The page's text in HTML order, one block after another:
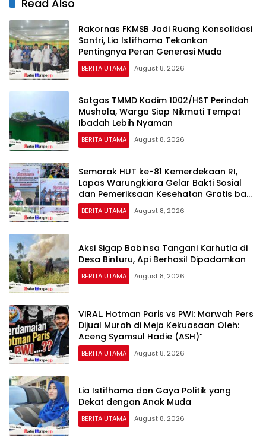
Read Also
Rakornas FKMSB Jadi Ruang Konsolidasi
Santri, Lia Istifhama Tekankan
Pentingnya Peran Generasi Muda
BERITA UTAMA August 8, 2026
Satgas TMMD Kodim 1002/HST Perindah
Mushola, Warga Siap Nikmati Tempat
Ibadah Lebih Nyaman
BERITA UTAMA August 8, 2026
Semarak HUT ke-81 Kemerdekaan RI,
Lapas Warungkiara Gelar Bakti Sosial
dan Pemeriksaan Kesehatan Gratis bagi
Masyarakat
BERITA UTAMA August 8, 2026
Aksi Sigap Babinsa Tangani Karhutla di
Desa Binturu, Api Berhasil Dipadamkan
BERITA UTAMA August 8, 2026
VIRAL. Hotman Paris vs PWI: Marwah Pers
Dijual Murah di Meja Kekuasaan Oleh:
Aceng Syamsul Hadie (ASH)”
BERITA UTAMA August 8, 2026
Lia Istifhama dan Gaya Politik yang
Dekat dengan Anak Muda
BERITA UTAMA August 8, 2026